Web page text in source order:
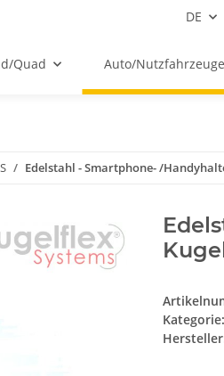
DE
Quad Auto/Nutzfahrzeuge
Edelstahl - Smartphone- /
Kategorie: